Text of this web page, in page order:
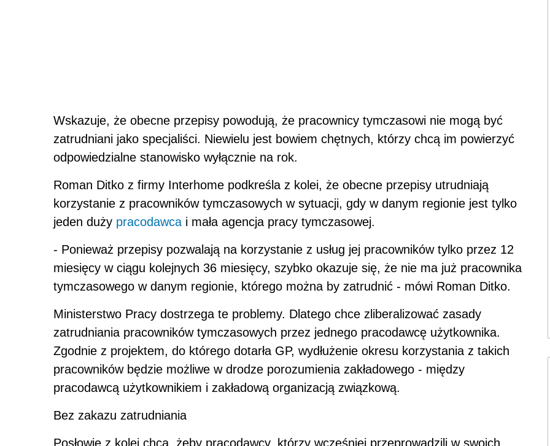
Wskazuje, że obecne przepisy powodują, że pracownicy tymczasowi nie mogą być
zatrudniani jako specjaliści. Niewielu jest bowiem chętnych, którzy chcą im powierzyć
odpowiedzialne stanowisko wyłącznie na rok.
Roman Ditko z firmy Interhome podkreśla z kolei, że obecne przepisy utrudniają
korzystanie z pracowników tymczasowych w sytuacji, gdy w danym regionie jest tylko
jeden duży pracodawca i mała agencja pracy tymczasowej.
- Ponieważ przepisy pozwalają na korzystanie z usług jej pracowników tylko przez 12
miesięcy w ciągu kolejnych 36 miesięcy, szybko okazuje się, że nie ma już pracownika
tymczasowego w danym regionie, którego można by zatrudnić - mówi Roman Ditko.
Ministerstwo Pracy dostrzega te problemy. Dlatego chce zliberalizować zasady
zatrudniania pracowników tymczasowych przez jednego pracodawcę użytkownika.
Zgodnie z projektem, do którego dotarła GP, wydłużenie okresu korzystania z takich
pracowników będzie możliwe w drodze porozumienia zakładowego - między
pracodawcą użytkownikiem i zakładową organizacją związkową.
Bez zakazu zatrudniania
Posłowie z kolei chcą, żeby pracodawcy, którzy wcześniej przeprowadzili w swoich